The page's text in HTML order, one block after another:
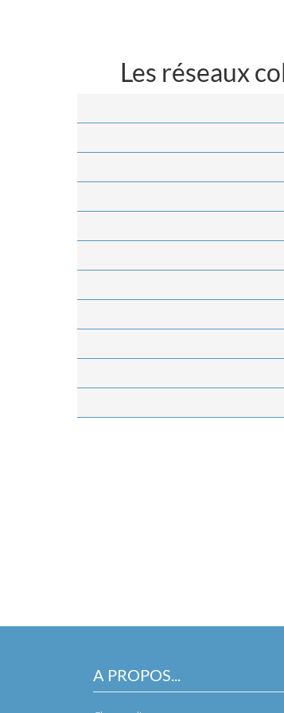
Les réseaux
A PROPOS...